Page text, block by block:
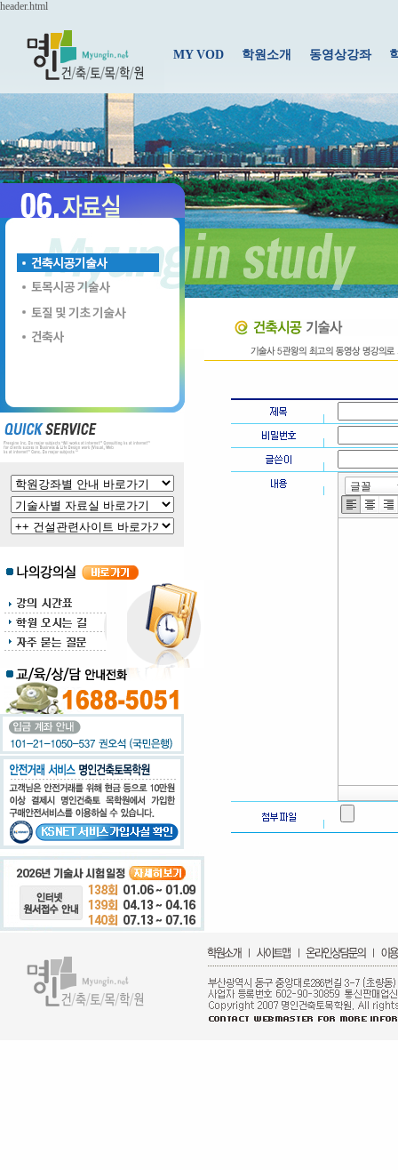
header.html
MY VOD 학원소개 동영상강좌